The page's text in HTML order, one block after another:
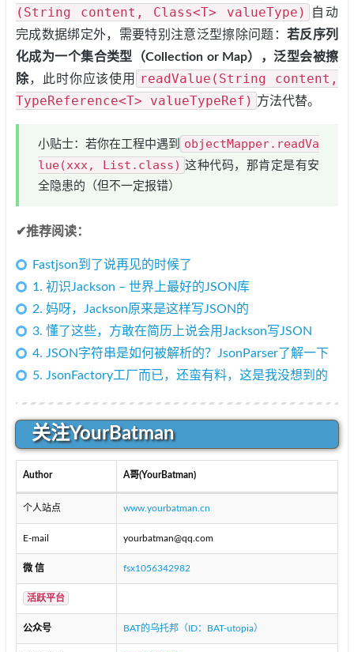
(String content, Class<T> valueType)
自动
完成数据绑定外，需要特别注意泛型擦除问题： 若反序列
化成为一个集合类型（Collection or Map），泛型会被擦
除，此时你应该使用
readValue(String content,
TypeReference<T> valueTypeRef) 方法代替。
小贴士：若你在工程中遇到
objectMapper.readVa
lue(xxx, List.class) 这种代码，那肯定是有安
全隐患的（但不一定报错）
✔推荐阅读：
Fastjson到了说再见的时候了
1. 初识Jackson – 世界上最好的JSON库
2. 妈呀，Jackson原来是这样写JSON的
3. 懂了这些，方敢在简历上说会用Jackson写JSON
4. JSON字符串是如何被解析的？JsonParser了解一下
5. JsonFactory工厂而已，还蛮有料，这是我没想到的
关注YourBatman
Author A哥(YourBatman)
个人站点 www.yourbatman.cn
E-mail yourbatman@qq.com
微 信 fsx1056342982
活跃平台
公众号 BAT的乌托邦（ID：BAT-utopia）